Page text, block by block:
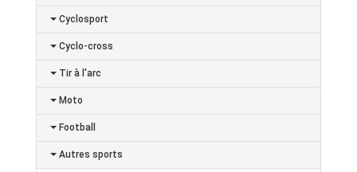
Cyclosport
Cyclo-cross
Tir à l'arc
Moto
Football
Autres sports